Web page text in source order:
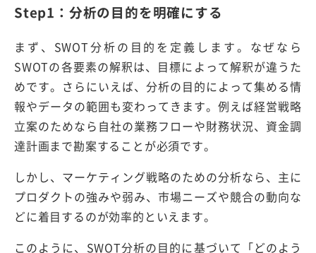
Step1：分析の目的を明確にする
まず、SWOT分析の目的を定義します。なぜなら
SWOTの各要素の解釈は、目標によって解釈が違うた
めです。さらにいえば、分析の目的によって集める情
報やデータの範囲も変わってきます。例えば経営戦略
立案のためなら自社の業務フローや財務状況、資金調
達計画まで勘案することが必須です。
しかし、マーケティング戦略のための分析なら、主に
プロダクトの強みや弱み、市場ニーズや競合の動向な
どに着目するのが効率的といえます。
このように、SWOT分析の目的に基づいて「どのよう